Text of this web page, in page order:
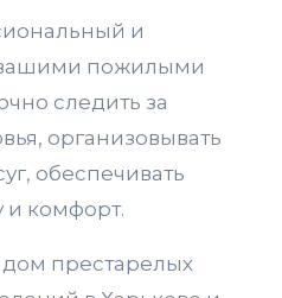
и
вашими пожилыми
следить за
организовывать
обеспечивать
и комфорт.
дом престарелых